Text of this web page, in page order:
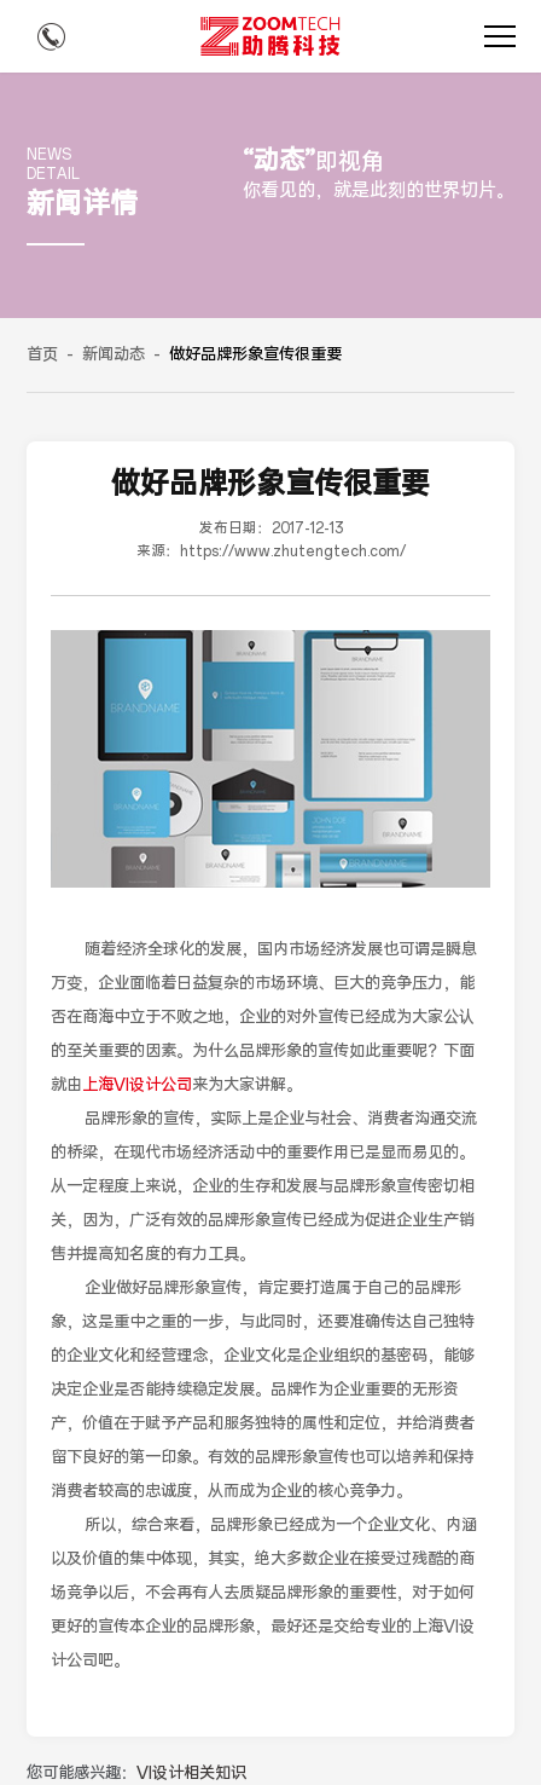
NEWS
DETAIL
新闻详情
“动态”即视角
你看见的，就是此刻的世界切片。
首页 - 新闻动态 - 做好品牌形象宣传很重要
做好品牌形象宣传很重要
发布日期：
2017-12-13
来源：
https://www.zhutengtech.com/
随着经济全球化的发展，国内市场经济发展也可谓是瞬息
万变，企业面临着日益复杂的市场环境、巨大的竞争压力，能
否在商海中立于不败之地，企业的对外宣传已经成为大家公认
的至关重要的因素。为什么品牌形象的宣传如此重要呢？下面
就由上海VI设计公司来为大家讲解。
品牌形象的宣传，实际上是企业与社会、消费者沟通交流
的桥梁，在现代市场经济活动中的重要作用已是显而易见的。
从一定程度上来说，企业的生存和发展与品牌形象宣传密切相
关，因为，广泛有效的品牌形象宣传已经成为促进企业生产销
售并提高知名度的有力工具。
企业做好品牌形象宣传，肯定要打造属于自己的品牌形
象，这是重中之重的一步，与此同时，还要准确传达自己独特
的企业文化和经营理念，企业文化是企业组织的基密码，能够
决定企业是否能持续稳定发展。品牌作为企业重要的无形资
产，价值在于赋予产品和服务独特的属性和定位，并给消费者
留下良好的第一印象。有效的品牌形象宣传也可以培养和保持
消费者较高的忠诚度，从而成为企业的核心竞争力。
所以，综合来看，品牌形象已经成为一个企业文化、内涵
以及价值的集中体现，其实，绝大多数企业在接受过残酷的商
场竞争以后，不会再有人去质疑品牌形象的重要性，对于如何
更好的宣传本企业的品牌形象，最好还是交给专业的上海VI设
计公司吧。
您可能感兴趣：VI设计相关知识